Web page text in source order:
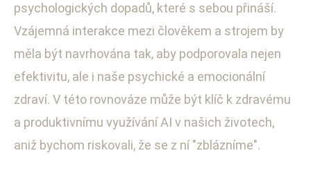
psychologických dopadů, které s sebou přináší.
Vzájemná interakce mezi člověkem a strojem by
měla být navrhována tak, aby podporovala nejen
efektivitu, ale i naše psychické a emocionální
zdraví. V této rovnováze může být klíč k zdravému
a produktivnímu využívání AI v našich životech,
aniž bychom riskovali, že se z ní "zblázníme".